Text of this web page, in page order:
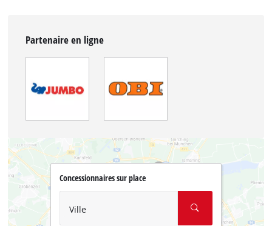
Partenaire en ligne
Concessionnaires sur place
Ville